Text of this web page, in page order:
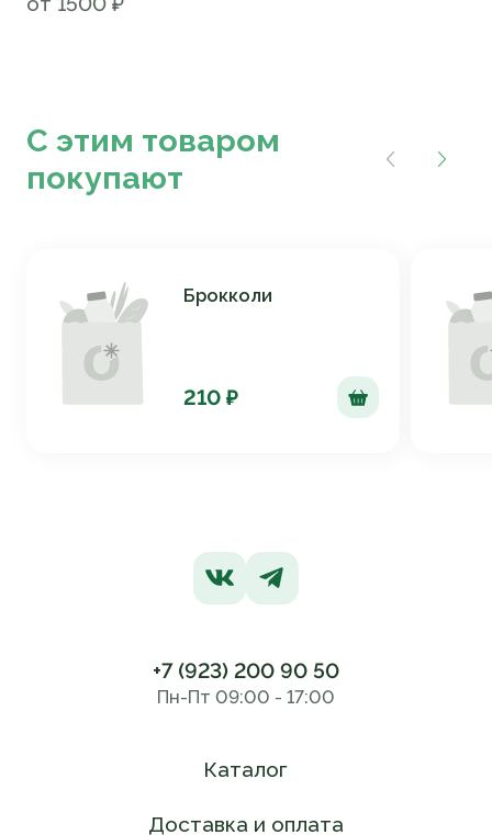
С этим товаром
покупают
Брокколи
210 ₽
Каталог
Доставка и оплата
+7 (923) 200 90 50
Пн-Пт 09:00 - 17:00